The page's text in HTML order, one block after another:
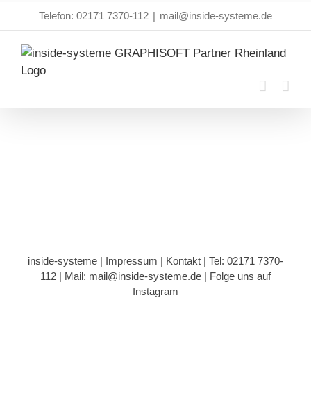
springen
Telefon: 02171 7370-112 | mail@inside-systeme.de
inside-systeme | Impressum | Kontakt | Tel: 02171 7370-
112 | Mail: mail@inside-systeme.de | Folge uns auf
Instagram